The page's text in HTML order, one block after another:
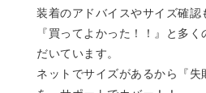
装着のアドバイスやサイズ確認
『買ってよかった！！』と多
だいています。
ネットでサイズがあるから『失